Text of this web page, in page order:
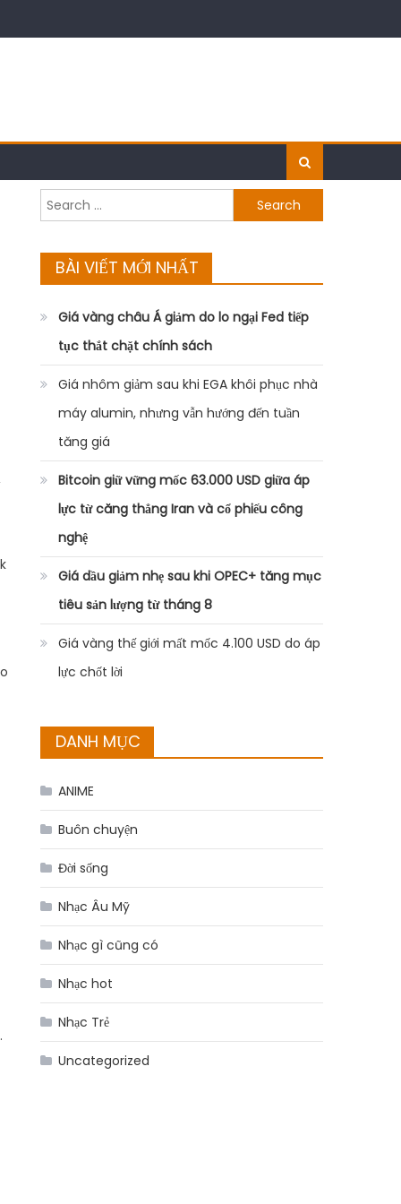
Search
for:
BÀI VIẾT MỚI NHẤT
Giá vàng châu Á giảm do lo ngại Fed tiếp
tục thắt chặt chính sách
Giá nhôm giảm sau khi EGA khôi phục nhà
máy alumin, nhưng vẫn hướng đến tuần
tăng giá
Bitcoin giữ vững mốc 63.000 USD giữa áp
lực từ căng thẳng Iran và cổ phiếu công
nghệ
Giá dầu giảm nhẹ sau khi OPEC+ tăng mục
tiêu sản lượng từ tháng 8
Giá vàng thế giới mất mốc 4.100 USD do áp
lực chốt lời
DANH MỤC
ANIME
Buôn chuyện
Đời sống
Nhạc Âu Mỹ
Nhạc gì cũng có
Nhạc hot
Nhạc Trẻ
Uncategorized